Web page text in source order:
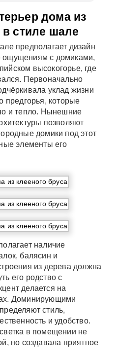
дома из
в стиле шале
предполагает дизайн
с домиками,
высокогорье, где
Первоначально
уклад жизни
предгорья, которые
и тепло. Нынешние
позволяют
домики под этот
элементы его
наличие
балясин и
из дерева должна
его родство с
делается на
Доминирующими
стиль,
и удобство.
в помещении не
но создавала приятное